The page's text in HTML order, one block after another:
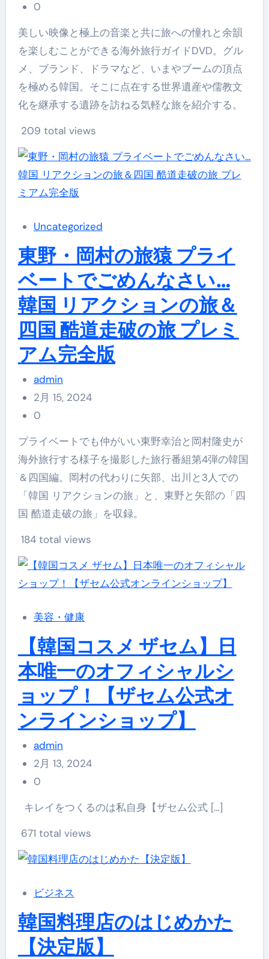
0
美しい映像と極上の音楽と共に旅への憧れと余韻
を楽しむことができる海外旅行ガイドDVD。グル
メ、ブランド、ドラマなど、いまやブームの頂点
を極める韓国。そこに点在する世界遺産や儒教文
化を継承する遺跡を訪ねる気軽な旅を紹介する。
209 total views
Uncategorized
東野・岡村の旅猿 プライ
ベートでごめんなさい…
韓国 リアクションの旅＆
四国 酷道走破の旅 プレミ
アム完全版
admin
2月 15, 2024
0
プライベートでも仲がいい東野幸治と岡村隆史が
海外旅行する様子を撮影した旅行番組第4弾の韓国
＆四国編。岡村の代わりに矢部、出川と3人での
「韓国 リアクションの旅」と、東野と矢部の「四
国 酷道走破の旅」を収録。
184 total views
美容・健康
【韓国コスメ ザセム】日
本唯一のオフィシャルシ
ョップ！【ザセム公式オ
ンラインショップ】
admin
2月 13, 2024
0
キレイをつくるのは私自身【ザセム公式 […]
671 total views
ビジネス
韓国料理店のはじめかた
【決定版】